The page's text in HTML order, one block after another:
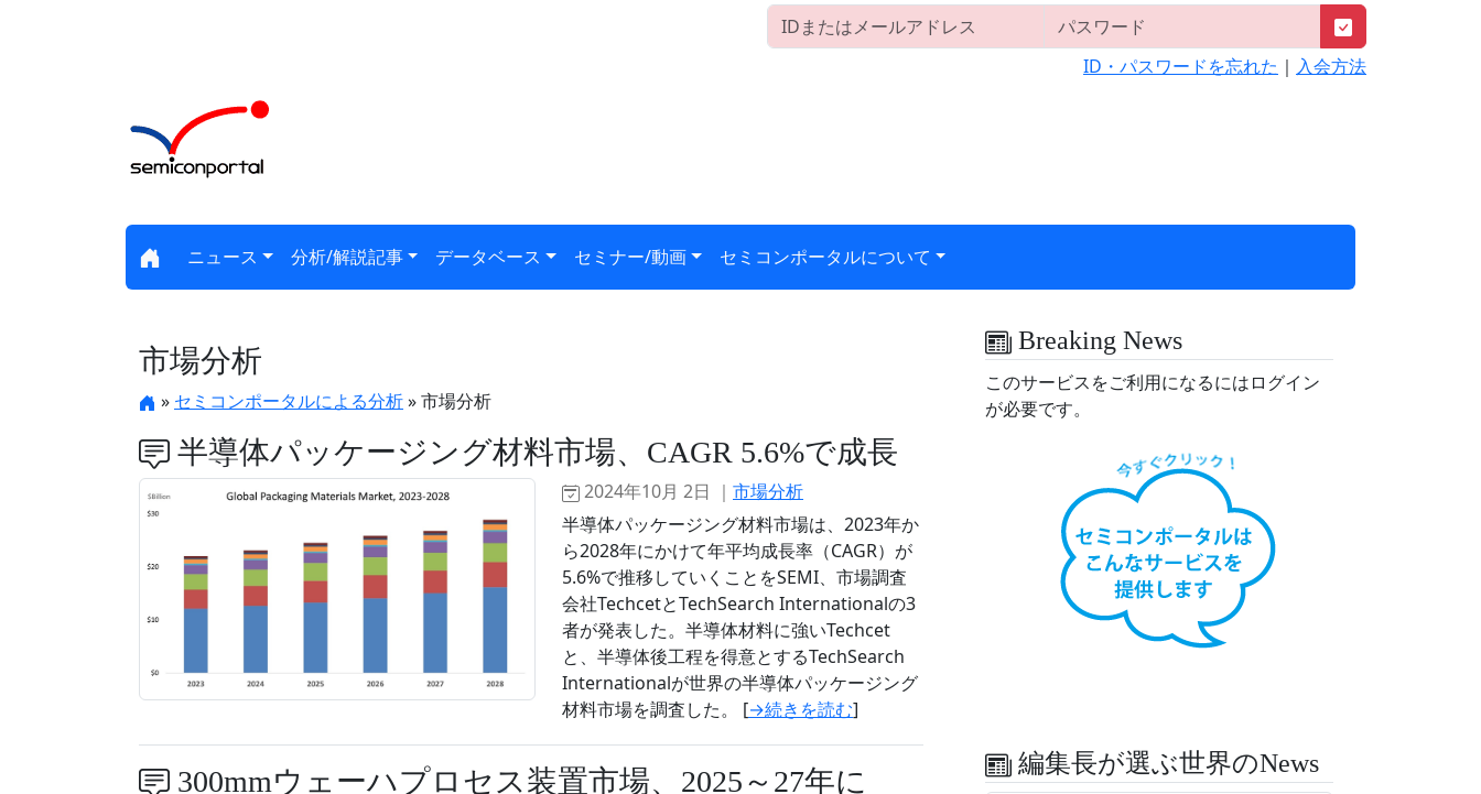
ID・パスワードを忘れた ｜ 入会方法
ニュース 分析/解説記事 データベース セミナー/動画 セミコンポータルについて
市場分析
» セミコンポータルによる分析» 市場分析
半導体パッケージング材料市場、CAGR 5.6%で成長
2024年10月 2日 ｜ 市場分析
半導体パッケージング材料市場は、2023年か
ら2028年にかけて年平均成長率（CAGR）が
5.6%で推移していくことをSEMI、市場調査
会社TechcetとTechSearch Internationalの3
者が発表した。半導体材料に強いTechcet
と、半導体後工程を得意とするTechSearch
Internationalが世界の半導体パッケージング
材料市場を調査した。 [→続きを読む]
300mmウェーハプロセス装置市場、2025～27年に
Breaking News
このサービスをご利用になるにはログイン
が必要です。
編集長が選ぶ世界のNews